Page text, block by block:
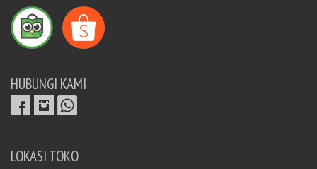
HUBUNGI KAMI
LOKASI TOKO